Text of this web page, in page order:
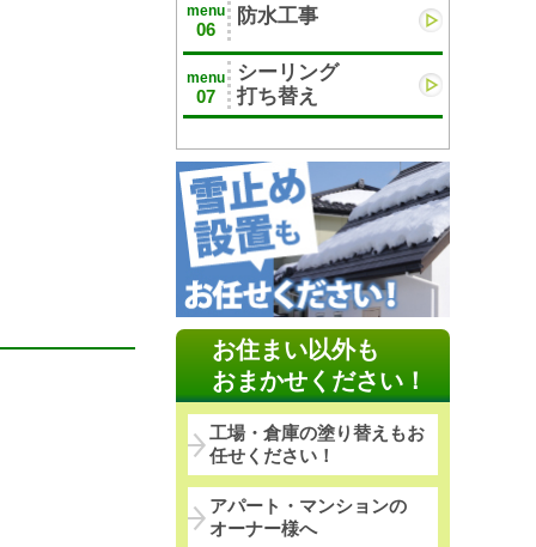
menu
06
防水工事
menu
07
シーリング
打ち替え
お住まい以外も
おまかせください！
工場・倉庫の塗り替えもお
任せください！
アパート・マンションの
オーナー様へ